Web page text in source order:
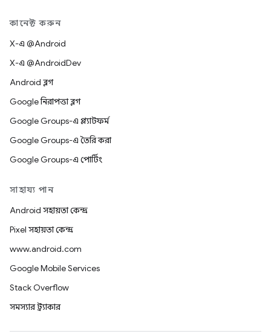
কানেক্ট করুন
X-এ @Android
X-এ @AndroidDev
Android ব্লগ
Google নিরাপত্তা ব্লগ
Google Groups-এ প্ল্যাটফর্ম
Google Groups-এ তৈরি করা
Google Groups-এ পোর্টিং
সাহায্য পান
Android সহায়তা কেন্দ্র
Pixel সহায়তা কেন্দ্র
www.android.com
Google Mobile Services
Stack Overflow
সমস্যার ট্র্যাকার